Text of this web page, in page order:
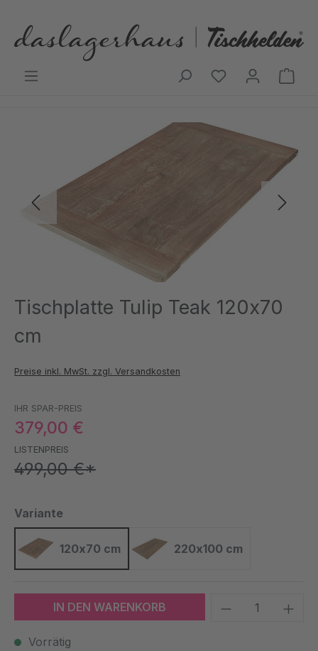
Bildergalerie überspringen
Tischplatte Tulip Teak 120x70
cm
Preise inkl. MwSt. zzgl. Versandkosten
IHR SPAR-PREIS
379,00 €
LISTENPREIS
499,00 €*
Variante
120x70 cm
120x70 cm
220x100 cm
220x100 cm
IN DEN WARENKORB Produkt
Vorrätig